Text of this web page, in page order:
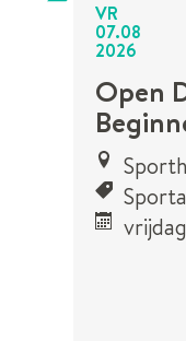
VR
07.08
2026
Open